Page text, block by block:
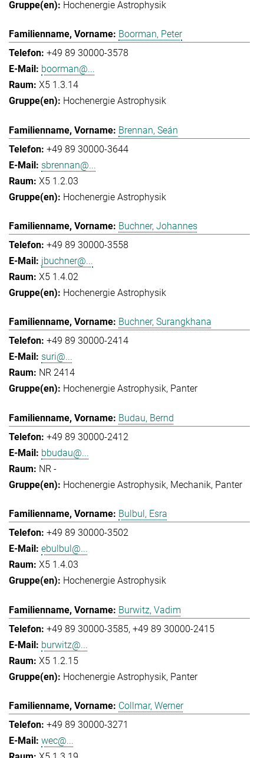
Hochenergie Astrophysik
Boorman, Peter
+49 89 30000-3578
boorman@...
X5 1.3.14
Hochenergie Astrophysik
Brennan, Seán
+49 89 30000-3644
sbrennan@...
X5 1.2.03
Hochenergie Astrophysik
Buchner, Johannes
+49 89 30000-3558
jbuchner@...
X5 1.4.02
Hochenergie Astrophysik
Buchner, Surangkhana
+49 89 30000-2414
suri@...
NR 2414
Hochenergie Astrophysik Panter
Budau, Bernd
+49 89 30000-2412
bbudau@...
NR -
Hochenergie Astrophysik Mechanik Panter
Bulbul, Esra
+49 89 30000-3502
ebulbul@...
X5 1.4.03
Hochenergie Astrophysik
Burwitz, Vadim
+49 89 30000-3585 +49 89 30000-2415
burwitz@...
X5 1.2.15
Hochenergie Astrophysik Panter
Collmar, Werner
+49 89 30000-3271
wec@...